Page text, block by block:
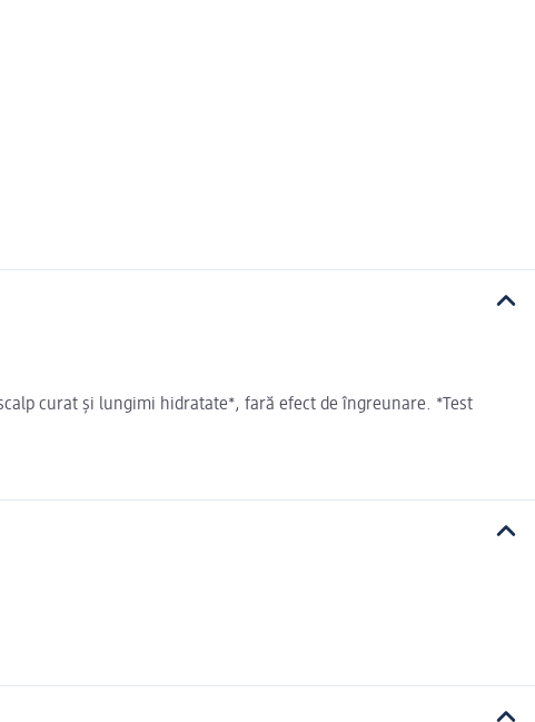
curat și lungimi hidratate*, fară efect de îngreunare. *Test